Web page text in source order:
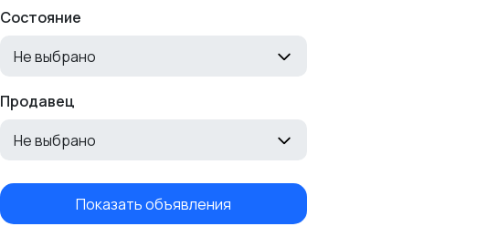
Состояние
Не выбрано
Продавец
Не выбрано
Показать объявления